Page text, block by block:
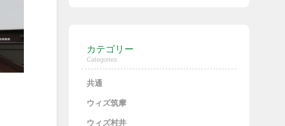
カテゴリー
Categories
共通
ウィズ筑摩
ウィズ村井